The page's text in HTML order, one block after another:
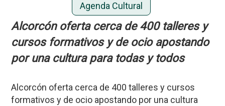
Agenda Cultural
Alcorcón oferta cerca de 400 talleres y
cursos formativos y de ocio apostando
por una cultura para todas y todos
Alcorcón oferta cerca de 400 talleres y cursos
formativos y de ocio apostando por una cultura